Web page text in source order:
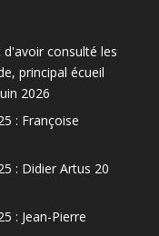
consulté les
principal écueil
2026
: Françoise
: Didier Artus 20
: Jean-Pierre